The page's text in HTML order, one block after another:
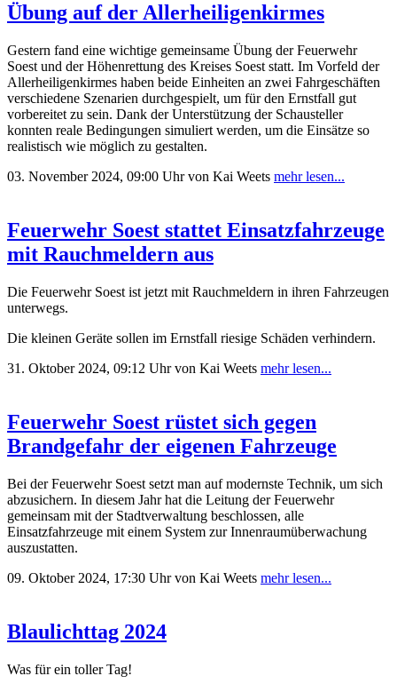
Übung auf der Allerheiligenkirmes
Gestern fand eine wichtige gemeinsame Übung der Feuerwehr
Soest und der Höhenrettung des Kreises Soest statt. Im Vorfeld der
Allerheiligenkirmes haben beide Einheiten an zwei Fahrgeschäften
verschiedene Szenarien durchgespielt, um für den Ernstfall gut
vorbereitet zu sein. Dank der Unterstützung der Schausteller
konnten reale Bedingungen simuliert werden, um die Einsätze so
realistisch wie möglich zu gestalten.
03. November 2024, 09:00 Uhr von Kai Weets mehr lesen...
Feuerwehr Soest stattet Einsatzfahrzeuge
mit Rauchmeldern aus
Die Feuerwehr Soest ist jetzt mit Rauchmeldern in ihren Fahrzeugen
unterwegs.
Die kleinen Geräte sollen im Ernstfall riesige Schäden verhindern.
31. Oktober 2024, 09:12 Uhr von Kai Weets mehr lesen...
Feuerwehr Soest rüstet sich gegen
Brandgefahr der eigenen Fahrzeuge
Bei der Feuerwehr Soest setzt man auf modernste Technik, um sich
abzusichern. In diesem Jahr hat die Leitung der Feuerwehr
gemeinsam mit der Stadtverwaltung beschlossen, alle
Einsatzfahrzeuge mit einem System zur Innenraumüberwachung
auszustatten.
09. Oktober 2024, 17:30 Uhr von Kai Weets mehr lesen...
Blaulichttag 2024
Was für ein toller Tag!